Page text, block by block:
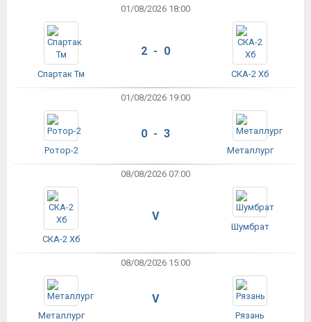
01/08/2026 18:00
Спартак Тм
2 - 0
СКА-2 Хб
01/08/2026 19:00
Ротор-2
0 - 3
Металлург
08/08/2026 07:00
СКА-2 Хб
V
Шумбрат
08/08/2026 15:00
Металлург
V
Рязань